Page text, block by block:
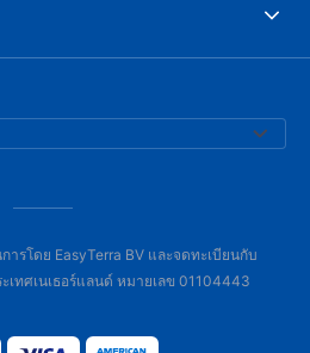
ารโดย EasyTerra BV และจดทะเบียนกับ
เทศเนเธอร์แลนด์ หมายเลข 01104443